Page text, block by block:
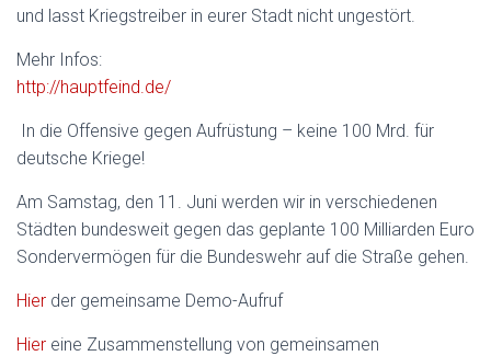
und lasst Kriegstreiber in eurer Stadt nicht ungestört.
Mehr Infos:
http://hauptfeind.de/
In die Offensive gegen Aufrüstung – keine 100 Mrd. für
deutsche Kriege!
Am Samstag, den 11. Juni werden wir in verschiedenen
Städten bundesweit gegen das geplante 100 Milliarden Euro
Sondervermögen für die Bundeswehr auf die Straße gehen.
Hier der gemeinsame Demo-Aufruf
Hier eine Zusammenstellung von gemeinsamen